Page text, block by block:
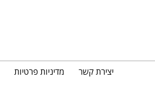
מדיניות פרטיות יצירת קשר